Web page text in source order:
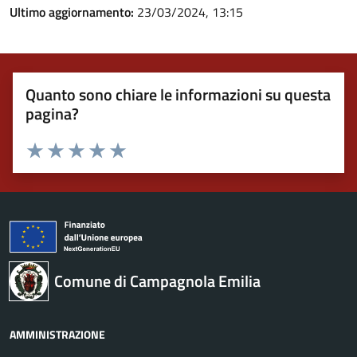
Ultimo aggiornamento: 23/03/2024, 13:15
Quanto sono chiare le informazioni su questa
pagina?
Valuta 5 stelle su 5
Valuta 4 stelle su 5
Valuta 3 stelle su 5
Valuta 2 stelle su 5
Valuta 1 stelle su 5
Comune di Campagnola Emilia
AMMINISTRAZIONE